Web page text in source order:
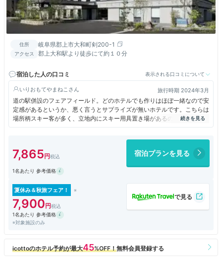
住所 岐阜県郡上市大和町剣200-1
アクセス 郡上大和駅より徒歩にて約１０分
宿泊した人の口コミ 表示される口コミについて
いりおもてやまねこ 旅行時期 2024年3月
道の駅併設のフェアフィールド。どのホテルでも作りはほぼ一緒なので安
定感があるというか、悪く言うとサプライズが無いホテルです。こちらは
場所柄スキー客が多く、立地内にスキー用具置き場があるのが印象に残っ
た。併設の道の駅は結構いろいろあって数泊滞在していても結構飽きずに
7,865 宿泊プランを見る
1名あたり 参考価格
夏休み＆秋旅フェア！
7,900
1名あたり 参考価格
※対象施設のみ